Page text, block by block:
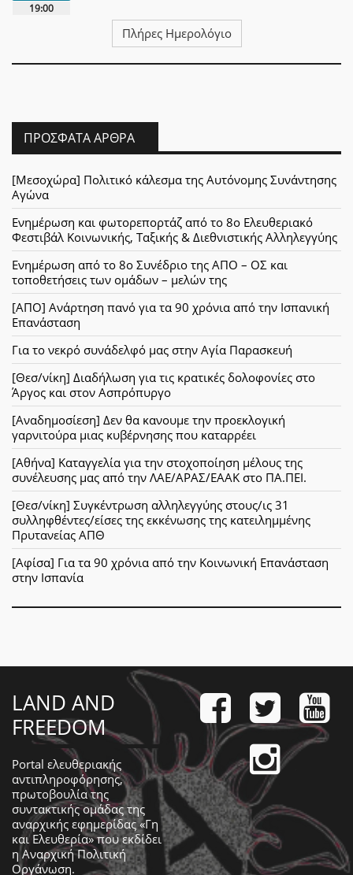
19:00
Πλήρες Ημερολόγιο
ΠΡΌΣΦΑΤΑ ΆΡΘΡΑ
[Μεσοχώρα] Πολιτικό κάλεσμα της Αυτόνομης Συνάντησης
Αγώνα
Ενημέρωση και φωτορεπορτάζ από το 8ο Ελευθεριακό
Φεστιβάλ Κοινωνικής, Ταξικής & Διεθνιστικής Αλληλεγγύης
Ενημέρωση από το 8ο Συνέδριο της ΑΠΟ – ΟΣ και
τοποθετήσεις των ομάδων – μελών της
[ΑΠΟ] Ανάρτηση πανό για τα 90 χρόνια από την Ισπανική
Επανάσταση
Για το νεκρό συνάδελφό μας στην Αγία Παρασκευή
[Θεσ/νίκη] Διαδήλωση για τις κρατικές δολοφονίες στο
Άργος και στον Ασπρόπυργο
[Αναδημοσίεση] Δεν θα κανουμε την προεκλογική
γαρνιτούρα μιας κυβέρνησης που καταρρέει
[Αθήνα] Καταγγελία για την στοχοποίηση μέλους της
συνέλευσης μας από την ΛΑΕ/ΑΡΑΣ/ΕΑΑΚ στο ΠΑ.ΠΕΙ.
[Θεσ/νίκη] Συγκέντρωση αλληλεγγύης στους/ις 31
συλληφθέντες/είσες της εκκένωσης της κατειλημμένης
Πρυτανείας ΑΠΘ
[Αφίσα] Για τα 90 χρόνια από την Κοινωνική Επανάσταση
στην Ισπανία
LAND AND
FREEDOM
Portal ελευθεριακής
αντιπληροφόρησης,
πρωτοβουλία της
συντακτικής ομάδας της
αναρχικής εφημερίδας «Γη
και Ελευθερία» που εκδίδει
ηΑναρχική Πολιτική
Οργάνωση.